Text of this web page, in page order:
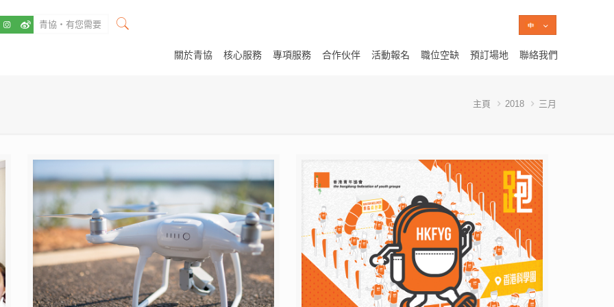
關於青協 核心服務 專項服務 合作伙伴 活動報名 職位空缺 預訂場地 聯絡我們
主頁 2018 三月